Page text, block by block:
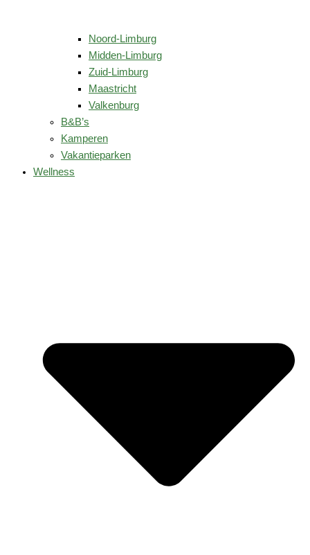
Noord-Limburg
Midden-Limburg
Zuid-Limburg
Maastricht
Valkenburg
B&B’s
Kamperen
Vakantieparken
Wellness